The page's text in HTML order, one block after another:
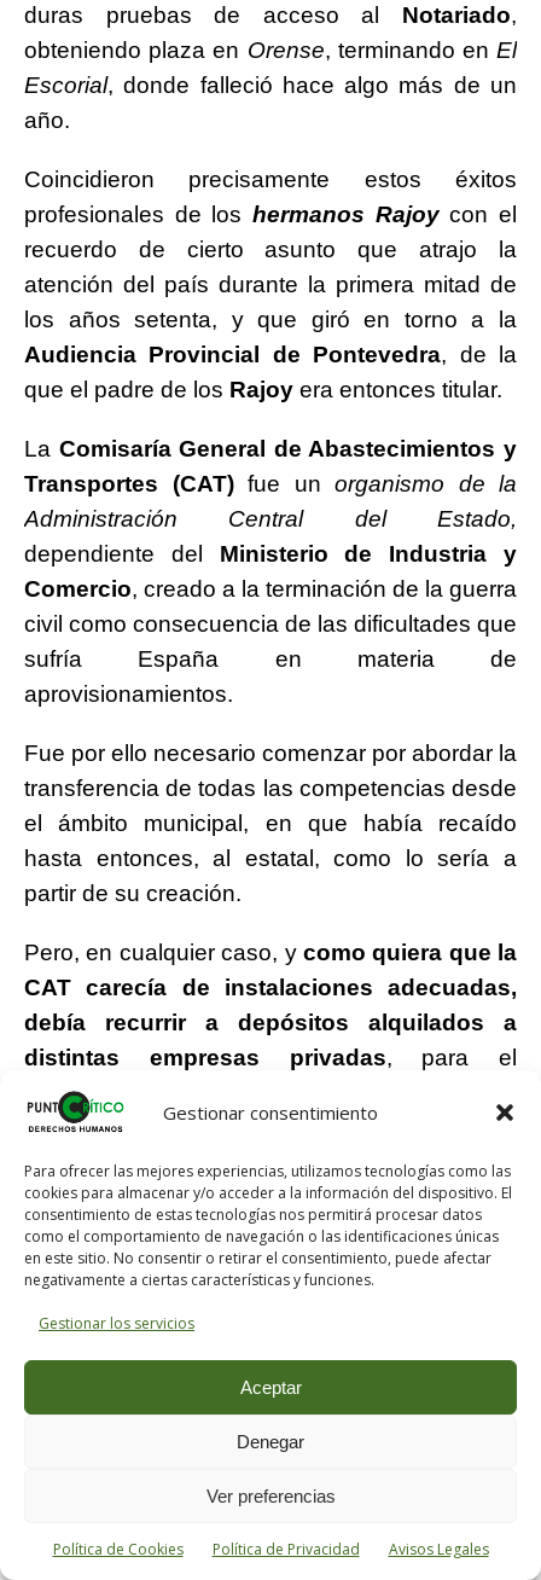
Gestionar consentimiento
Para ofrecer las mejores experiencias, utilizamos tecnologías como las
cookies para almacenar y/o acceder a la información del dispositivo. El
consentimiento de estas tecnologías nos permitirá procesar datos
como el comportamiento de navegación o las identificaciones únicas
en este sitio. No consentir o retirar el consentimiento, puede afectar
negativamente a ciertas características y funciones.
Gestionar los servicios
Aceptar
Denegar
Ver preferencias
Política de Cookies Política de Privacidad Avisos Legales
duras pruebas de acceso al Notariado,
obteniendo plaza en Orense, terminando en El
Escorial, donde falleció hace algo más de un
año.
Coincidieron precisamente estos éxitos
profesionales de los hermanos Rajoycon el
recuerdo de cierto asunto que atrajo la
atención del país durante la primera mitad de
los años setenta, y que giró en torno a la
Audiencia Provincial de Pontevedra, de la
que el padre de los Rajoy era entonces titular.
La Comisaría General de Abastecimientos y
Transportes (CAT)fue un organismo de la
Administración Central del Estado,
dependiente del Ministerio de Industria y
Comercio, creado a la terminación de la guerra
civil como consecuencia de las dificultades que
sufría España en materia de
aprovisionamientos.
Fue por ello necesario comenzar por abordar la
transferencia de todas las competencias desde
el ámbito municipal, en que había recaído
hasta entonces, al estatal, como lo sería a
partir de su creación.
Pero, en cualquier caso, y como quiera que la
CAT carecía de instalaciones adecuadas,
debía recurrir a depósitos alquilados a
distintas empresas privadas, para el
almacenamiento de muchos de los numerosos
productos cuya gestión entraba dentro de sus
competencias.
Por lo que al aceite se refiere, y en la zona
noroeste, estos depósitos se encontraban en
la zona de Guixar(Redondela), siendo
Refinería del Noroeste de Aceites y Grasas,
S.A.) la empresa que entre 1966 y 1972 tuvo
contratado con la CAT elalmacenamiento de
más de 12 millones de kilos de aceite
Ni que decir tiene que ésta era la única
mercancía contra cualquier eventualidad por